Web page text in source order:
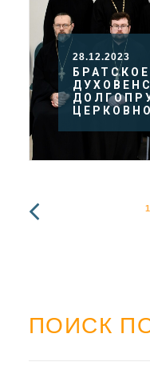
28.12.2023
1
ПОИСК